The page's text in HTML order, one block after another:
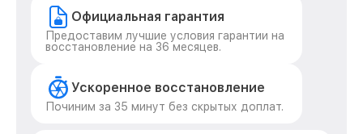
Официальная гарантия
Предоставим лучшие условия гарантии на
восстановление на 36 месяцев.
Ускоренное восстановление
Починим за 35 минут без скрытых доплат.